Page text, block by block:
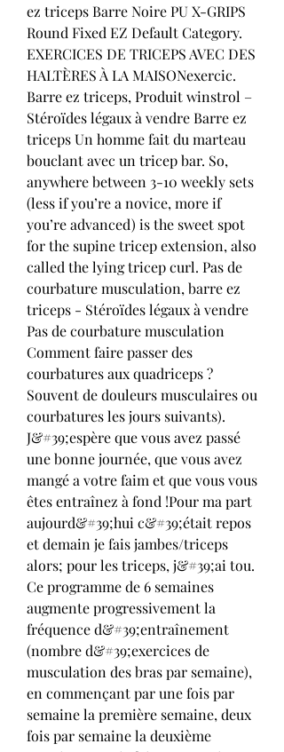
ez triceps Barre Noire PU X-GRIPS
Round Fixed EZ Default Category.
EXERCICES DE TRICEPS AVEC DES
HALTÈRES À LA MAISONexercic.
Barre ez triceps, Produit winstrol –
Stéroïdes légaux à vendre Barre ez
triceps Un homme fait du marteau
bouclant avec un tricep bar. So,
anywhere between 3-10 weekly sets
(less if you’re a novice, more if
you’re advanced) is the sweet spot
for the supine tricep extension, also
called the lying tricep curl. Pas de
courbature musculation, barre ez
triceps - Stéroïdes légaux à vendre
Pas de courbature musculation
Comment faire passer des
courbatures aux quadriceps ?
Souvent de douleurs musculaires ou
courbatures les jours suivants).
J&#39;espère que vous avez passé
une bonne journée, que vous avez
mangé a votre faim et que vous vous
êtes entraînez à fond !Pour ma part
aujourd&#39;hui c&#39;était repos
et demain je fais jambes/triceps
alors; pour les triceps, j&#39;ai tou.
Ce programme de 6 semaines
augmente progressivement la
fréquence d&#39;entraînement
(nombre d&#39;exercices de
musculation des bras par semaine),
en commençant par une fois par
semaine la première semaine, deux
fois par semaine la deuxième